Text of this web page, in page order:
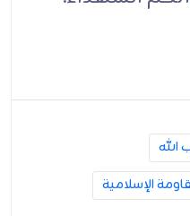
الله
الإسلامية